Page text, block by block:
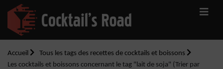
Accueil
Tous les tags des recettes de cocktails et boissons
Les cocktails et boissons concernant le tag "lait de soja" (Trier par